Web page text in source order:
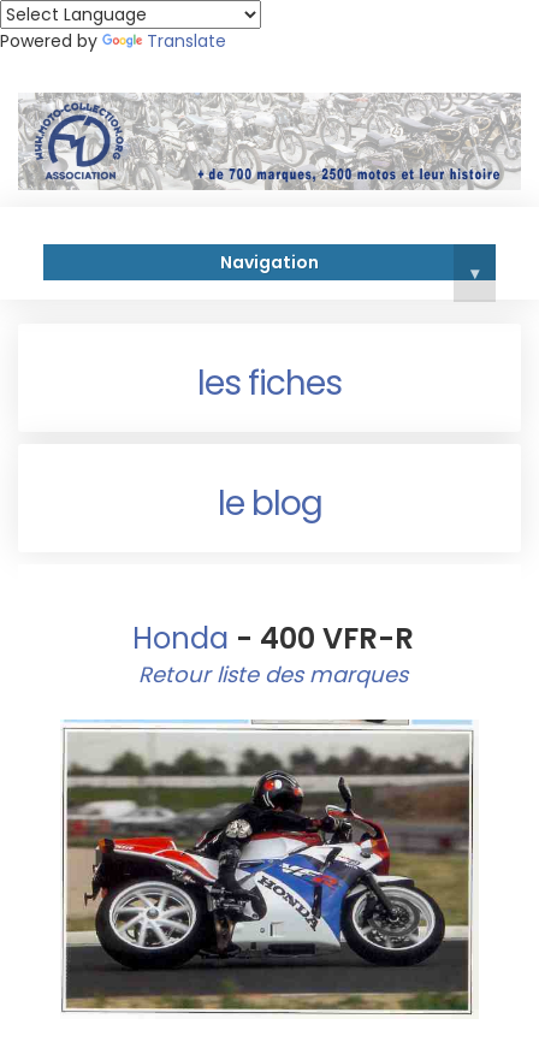
Powered by Translate
Navigation ▾
les fiches
le blog
Honda - 400 VFR-R
Retour liste des marques